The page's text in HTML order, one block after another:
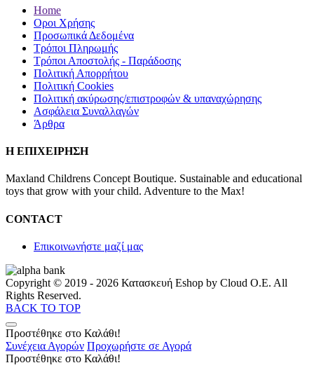
Home
Οροι Χρήσης
Προσωπικά Δεδομένα
Τρόποι Πληρωμής
Τρόποι Αποστολής - Παράδοσης
Πολιτική Απορρήτου
Πολιτική Cookies
Πολιτική ακύρωσης/επιστροφών & υπαναχώρησης
Ασφάλεια Συναλλαγών
Άρθρα
Η ΕΠΙΧΕΙΡΗΣΗ
Maxland Childrens Concept Boutique. Sustainable and educational
toys that grow with your child. Adventure to the Max!
CONTACT
Επικοινωνήστε μαζί μας
Copyright © 2019 - 2026 Κατασκευή Eshop by Cloud O.E. All
Rights Reserved.
BACK TO TOP
Προστέθηκε στο Καλάθι!
Συνέχεια Αγορών Προχωρήστε σε Αγορά
Προστέθηκε στο Καλάθι!